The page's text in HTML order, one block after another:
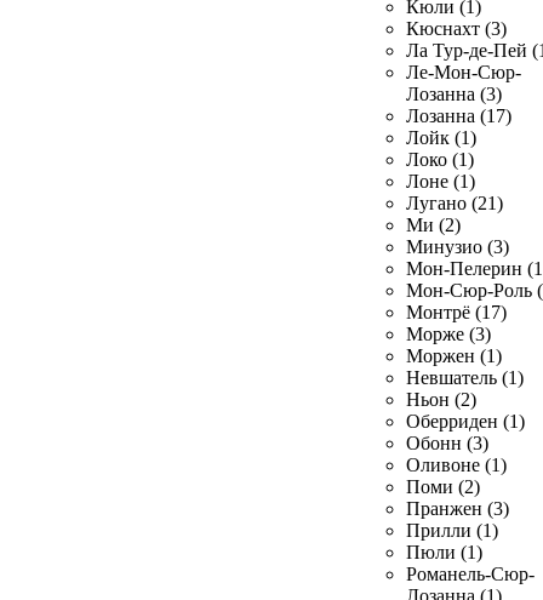
Кюли (1)
Кюснахт (3)
Ла Тур-де-Пей
Ле-Мон-Сюр-
Лозанна (3)
Лозанна (17)
Лойк (1)
Локо (1)
Лоне (1)
Лугано (21)
Ми (2)
Минузио (3)
Мон-Пелерин
Мон-Сюр-Роль
Монтрё (17)
Морже (3)
Моржен (1)
Невшатель (1)
Ньон (2)
Оберриден (1)
Обонн (3)
Оливоне (1)
Поми (2)
Пранжен (3)
Прилли (1)
Пюли (1)
Романель-Сюр-
Лозанна (1)